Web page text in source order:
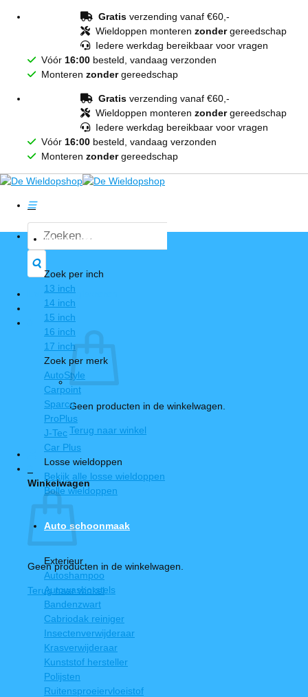
Gratis verzending vanaf €60,-
Wieldoppen monteren zondergereedschap
Iedere werkdag bereikbaar voor vragen
Vóór 16:00 besteld, vandaag verzonden
Monteren zondergereedschap
Gratis verzending vanaf €60,-
Wieldoppen monteren zondergereedschap
Iedere werkdag bereikbaar voor vragen
Vóór 16:00 besteld, vandaag verzonden
Monteren zondergereedschap
naar:
Login / Registreren
Geen producten in de winkelwagen.
Terug naar winkel
Winkelwagen
Geen producten in de winkelwagen.
Terug naar winkel
Wieldoppen
Zoek per inch
13 inch
14 inch
15 inch
16 inch
17 inch
Zoek per merk
AutoStyle
Carpoint
Sparco
ProPlus
J-Tec
Car Plus
Losse wieldoppen
Bekijk alle losse wieldoppen
Bolle wieldoppen
Auto schoonmaak
Exterieur
Autoshampoo
Autowasborstels
Bandenzwart
Cabriodak reiniger
Insectenverwijderaar
Krasverwijderaar
Kunststof hersteller
Polijsten
Ruitensproeiervloeistof